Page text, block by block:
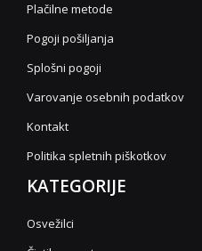
Plačilne metode
Pogoji pošiljanja
Splošni pogoji
Varovanje osebnih podatkov
Kontakt
Politika spletnih piškotkov
KATEGORIJE
Osvežilci